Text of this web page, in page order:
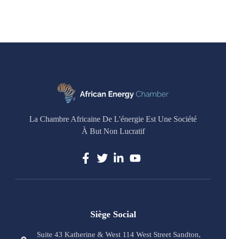
La Chambre Africaine De L'énergie Est Une Société
À But Non Lucratif
Siège Social
Suite 43 Katherine & West 114 West Street Sandton,